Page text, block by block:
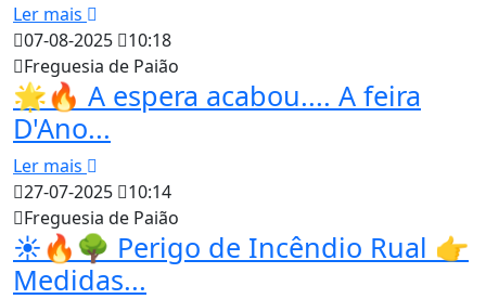
Ler mais
07-08-2025
10:18
Freguesia de Paião
🌟🔥 A espera acabou.... A feira
D'Ano...
Ler mais
27-07-2025
10:14
Freguesia de Paião
☀️🔥🌳 Perigo de Incêndio Rual 👉
Medidas...